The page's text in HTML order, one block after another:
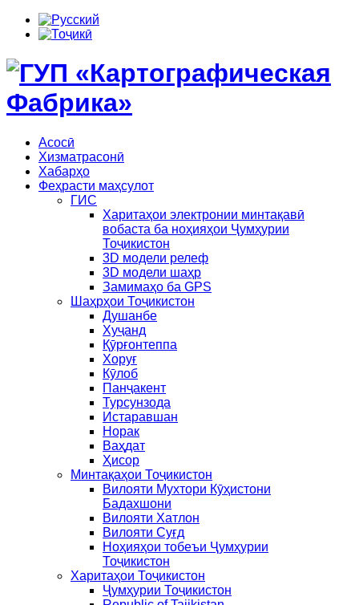
Асосӣ
Хизматрасонӣ
Хабарҳо
Феҳрасти маҳсулот
ГИС
Харитаҳои электронии минтақавӣ
вобаста ба ноҳияҳои Ҷумҳурии
Тоҷикистон
3D модели релеф
3D модели шаҳр
Замимаҳо ба GPS
Шаҳрҳои Тоҷикистон
Душанбе
Хуҷанд
Қӯрғонтеппа
Хоруғ
Кӯлоб
Панҷакент
Турсунзода
Истаравшан
Норак
Ваҳдат
Ҳисор
Минтақаҳои Тоҷикистон
Вилояти Мухтори Кӯҳистони
Бадахшони
Вилояти Хатлон
Вилояти Суғд
Ноҳияҳои тобеъи Ҷумҳурии
Тоҷикистон
Харитаҳои Тоҷикистон
Ҷумҳурии Тоҷикистон